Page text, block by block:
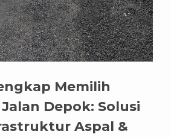
Memilih
Depok: Solusi
Aspal &